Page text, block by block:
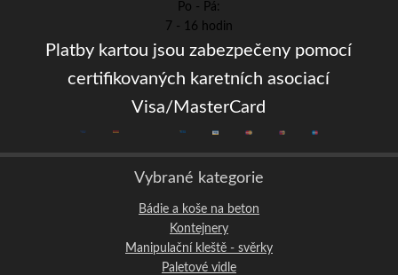
Po - Pá:
7 - 16 hodin
Platby kartou jsou zabezpečeny pomocí
certifikovaných karetních asociací
Visa/MasterCard
Vybrané kategorie
Bádie a koše na beton
Kontejnery
Manipulační kleště - svěrky
Paletové vidle